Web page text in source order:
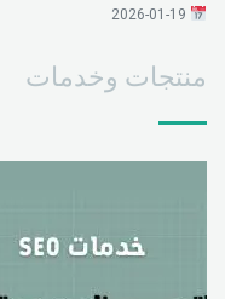
منتجات وخدمات